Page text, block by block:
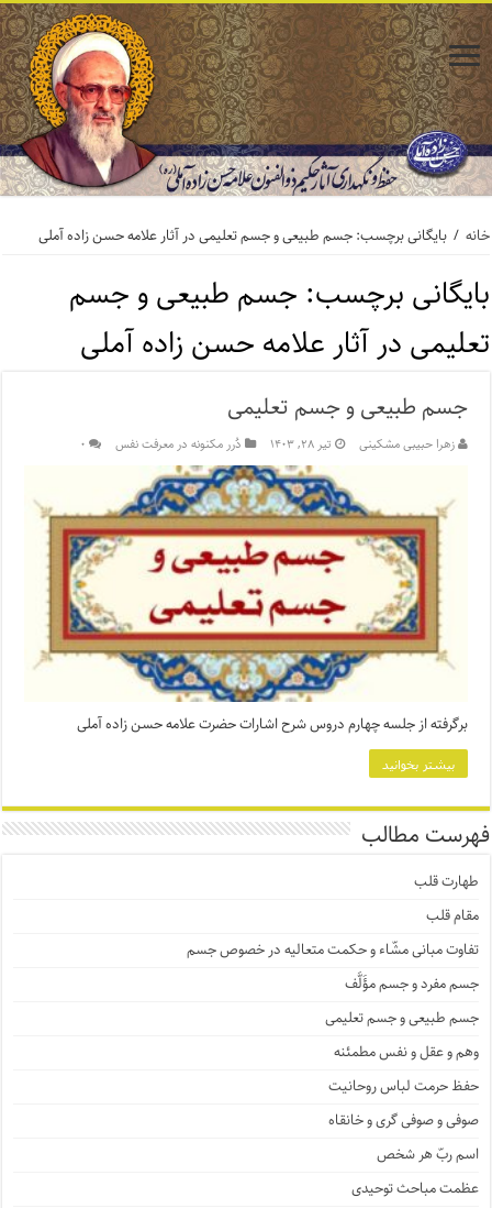
خانه / بایگانی برچسب: جسم طبیعی و جسم تعلیمی در آثار علامه حسن زاده آملی
بایگانی برچسب: جسم طبیعی و جسم
تعلیمی در آثار علامه حسن زاده آملی
جسم طبیعی و جسم تعلیمی
زهرا حبیبی مشکینی تیر ۲۸, ۱۴۰۳ دُرر مکنونه در معرفت نفس ۰
برگرفته از جلسه چهارم دروس شرح اشارات حضرت علامه حسن زاده آملی
بیشتر بخوانید
فهرست مطالب
طهارت قلب
مقام قلب
تفاوت مبانی مشّاء و حکمت متعالیه در خصوص جسم
جسم مفرد و جسم مؤَلَّف
جسم طبیعی و جسم تعلیمی
وهم و عقل و نفس مطمئنه
حفظ حرمت لباس روحانیت
صوفی و صوفی گری و خانقاه
اسم ربّ هر شخص
عظمت مباحث توحیدی